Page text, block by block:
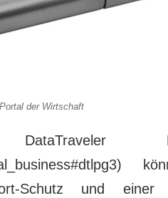
der Wirtschaft
Schutz und einer